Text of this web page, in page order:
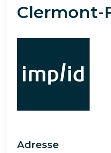
Clermont-
Adresse